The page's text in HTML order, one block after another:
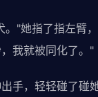
。"她指了指左臂
我就被同化了。"
手，轻轻碰了碰